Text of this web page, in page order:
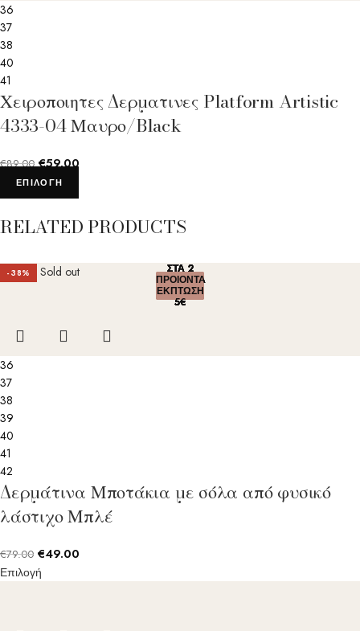
36
37
38
40
41
Χειροποιητες Δερματινες Platform Artistic
4333-04 Μαυρο/Black
€89.00 €59.00
ΕΠΙΛΟΓΉ
RELATED PRODUCTS
-38% Sold out ΣΤΑ 2
ΠΡΟΙΟΝΤΑ
ΕΚΠΤΩΣΗ
5€
36
37
38
39
40
41
42
Δερμάτινα Μποτάκια με σόλα από φυσικό
λάστιχο Μπλέ
€79.00 €49.00
Επιλογή
ΣΤΑ 2
ΠΡΟΙΟΝΤΑ
ΕΚΠΤΩΣΗ
5€
ΣΤΑ 2
ΠΡΟΙΟΝΤΑ
ΕΚΠΤΩΣΗ
5€
ΣΤΑ 2
ΠΡΟΙΟΝΤΑ
ΕΚΠΤΩΣΗ
5€
ΣΤΑ 2
ΠΡΟΙΟΝΤΑ
ΕΚΠΤΩΣΗ
5€